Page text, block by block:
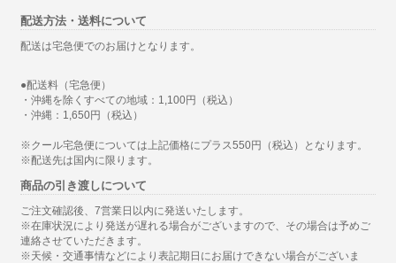
配送方法・送料について
配送は宅急便でのお届けとなります。
●配送料（宅急便）
・沖縄を除くすべての地域：1,100円（税込）
・沖縄：1,650円（税込）
※クール宅急便については上記価格にプラス550円（税込）となります。
※配送先は国内に限ります。
商品の引き渡しについて
ご注文確認後、7営業日以内に発送いたします。
※在庫状況により発送が遅れる場合がございますので、その場合は予めご
連絡させていただきます。
※天候・交通事情などにより表記期日にお届けできない場合がございま